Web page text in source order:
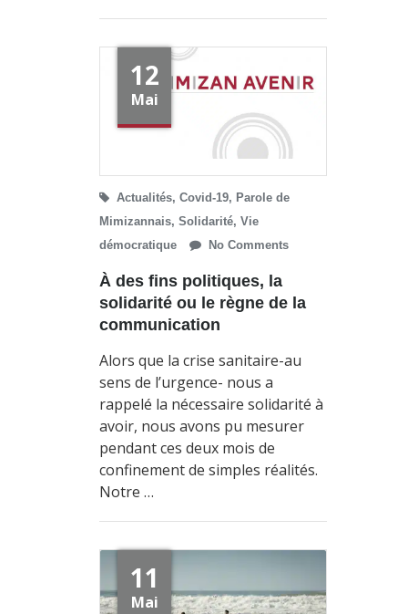
12
Mai
Actualités, Covid-19, Parole de
Mimizannais, Solidarité, Vie
démocratique
No Comments
À des fins politiques, la
solidarité ou le règne de la
communication
Alors que la crise sanitaire-au
sens de l’urgence- nous a
rappelé la nécessaire solidarité à
avoir, nous avons pu mesurer
pendant ces deux mois de
confinement de simples réalités.
Notre …
11
Mai